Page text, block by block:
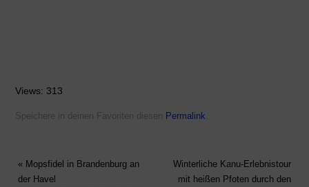
Views: 313
Speichere in deinen Favoriten diesen Permalink
«Mopsfidel in Brandenburg an
der Havel
Winterliche Kanu-Erlebnistour
mit heißen Pfoten durch den